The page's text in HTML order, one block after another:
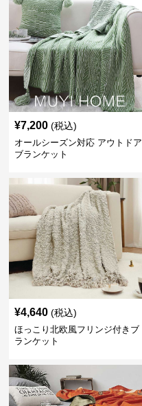
¥7,200 (税込)
オールシーズン対応 アウトドア
ブランケット
¥4,640 (税込)
ほっこり北欧風フリンジ付きブ
ランケット